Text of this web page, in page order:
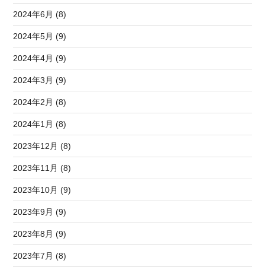
2024年6月 (8)
2024年5月 (9)
2024年4月 (9)
2024年3月 (9)
2024年2月 (8)
2024年1月 (8)
2023年12月 (8)
2023年11月 (8)
2023年10月 (9)
2023年9月 (9)
2023年8月 (9)
2023年7月 (8)